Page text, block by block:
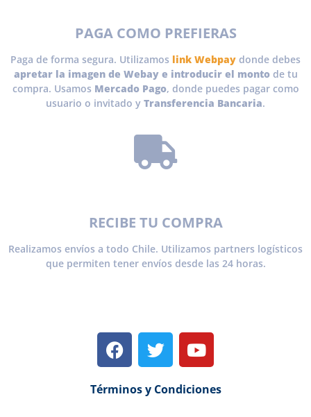
PAGA COMO PREFIERAS
Paga de forma segura. Utilizamos link Webpay donde debes
apretar la imagen de Webay e introducir el montode tu
compra. Usamos Mercado Pago, donde puedes pagar como
usuario o invitado y Transferencia Bancaria.
RECIBE TU COMPRA
Realizamos envíos a todo Chile. Utilizamos partners logísticos
que permiten tener envíos desde las 24 horas.
Términos y Condiciones